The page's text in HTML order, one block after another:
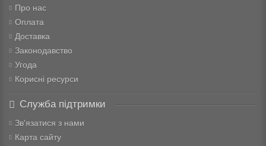
Про нас
Оплата
Доставка
Законодавство
Угода
Корисні ресурси
Служба підтримки
Зв'язатися з нами
Карта сайту